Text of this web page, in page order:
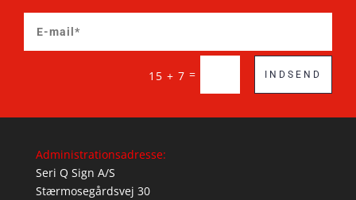
15 + 7 = INDSEND
Administrationsadresse:
Seri Q Sign A/S
Stærmosegårdsvej 30